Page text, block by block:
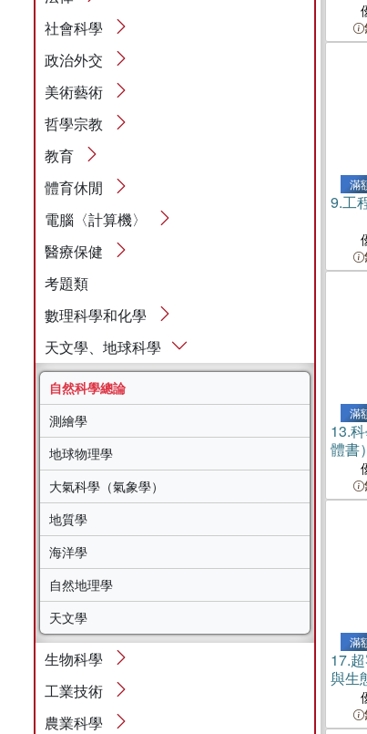
社會科學
政治外交
美術藝術
哲學宗教
教育
體育休閒
電腦〈計算機〉
醫療保健
考題類
數理科學和化學
天文學、地球科學
自然科學總論
測繪學
地球物理學
大氣科學（氣象學）
地質學
海洋學
自然地理學
天文學
生物科學
工業技術
農業科學
滿
9.工
滿
13.
體書）
滿
17.
與生